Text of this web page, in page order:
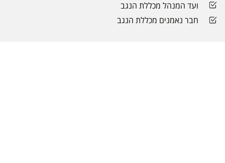
ועד המנהל מכללת הנגב
חבר נאמנים מכללת הנגב